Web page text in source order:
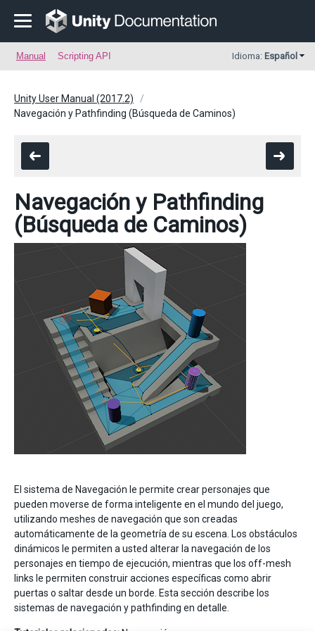
Manual Scripting API Idioma: Español
Unity User Manual (2017.2)
Navegación y Pathfinding (Búsqueda de Caminos)
Navegación y Pathfinding
(Búsqueda de Caminos)
El sistema de Navegación le permite crear personajes que
pueden moverse de forma inteligente en el mundo del juego,
utilizando meshes de navegación que son creadas
automáticamente de la geometría de su escena. Los obstáculos
dinámicos le permiten a usted alterar la navegación de los
personajes en tiempo de ejecución, mientras que los off-mesh
links le permiten construir acciones específicas como abrir
puertas o saltar desde un borde. Esta sección describe los
sistemas de navegación y pathfinding en detalle.